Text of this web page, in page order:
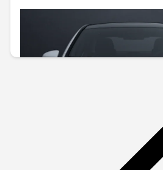
272,28 € / 532,53 лв.